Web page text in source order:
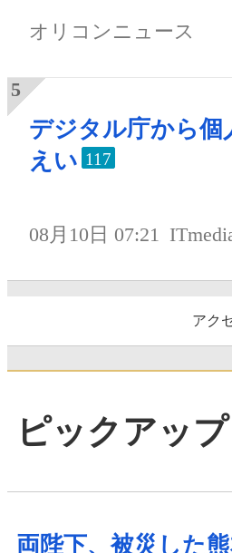
オリコンニュース
デジタル庁から個
えい 117
08月10日 07:21
アク
ピックアップ
両陛下、被災した